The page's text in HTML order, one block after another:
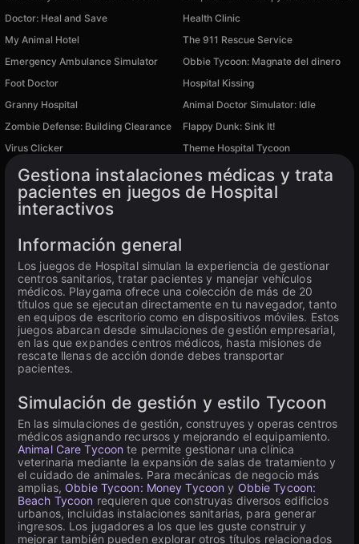
Doctor: Heal and Save
Health Clinic
My Animal Hotel
The 911 Rescue Service
Emergency Ambulance Simulator
Obbie Tycoon: Magnate del dinero
Foot Doctor
Hospital Kissing
Granny Hospital
Animal Doctor Simulator: Idle
Zombie Defense: Building Clearance
Flappy Dunk: Sink It!
Virus Clicker
Theme Hospital Tycoon
Gestiona instalaciones médicas y trata
pacientes en juegos de Hospital
interactivos
Información general
Los juegos de Hospital simulan la experiencia de gestionar
centros sanitarios, tratar pacientes y manejar vehículos
médicos. Playgama ofrece una colección de más de 20
títulos que se ejecutan directamente en tu navegador, tanto
en equipos de escritorio como en dispositivos móviles. Estos
juegos abarcan desde simulaciones de gestión empresarial,
en las que expandes centros médicos, hasta misiones de
rescate llenas de acción donde debes transportar
pacientes.
Simulación de gestión y estilo Tycoon
En las simulaciones de gestión, construyes y operas centros
médicos asignando recursos y mejorando el equipamiento.
Animal Care Tycoon te permite gestionar una clínica
veterinaria mediante la expansión de salas de tratamiento y
el cuidado de animales. Para mecánicas de negocio más
amplias, Obbie Tycoon: Money Tycoon y Obbie Tycoon:
Beach Tycoon requieren que construyas diversos edificios
urbanos, incluidas instalaciones sanitarias, para generar
ingresos. Los jugadores a los que les guste construir y
mejorar también pueden explorar otros títulos relacionados